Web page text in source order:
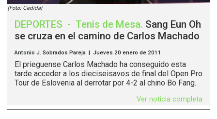
(Foto: Cedida)
DEPORTES - Tenis de Mesa. Sang Eun Oh
se cruza en el camino de Carlos Machado
Antonio J. Sobrados Pareja | Jueves 20 enero de 2011
El prieguense Carlos Machado ha conseguido esta
tarde acceder a los dieciseisavos de final del Open Pro
Tour de Eslovenia al derrotar por 4-2 al chino Bo Fang.
Ver noticia completa